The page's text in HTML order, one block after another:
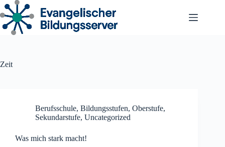
Zum
Inhalt
springen
Zeit
Berufsschule, Bildungsstufen, Oberstufe,
Sekundarstufe, Uncategorized
Was mich stark macht!